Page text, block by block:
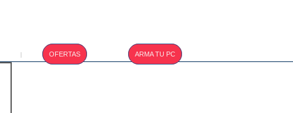
| OFERTAS ARMA TU PC